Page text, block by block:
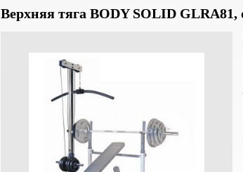
Верхняя тяга BODY SOLID